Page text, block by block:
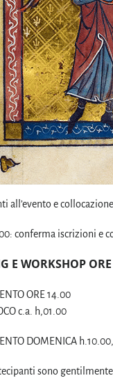
all’evento e
conferma iscrizioni e
E WORKSHOP
ORE 14.00
c.a. h,01.00
DOMENICA
sono